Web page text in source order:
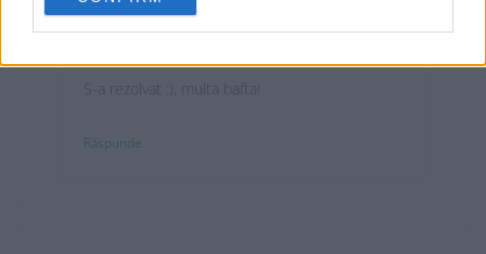
Anonimspune:
S-a rezolvat :), multa bafta!
Răspunde